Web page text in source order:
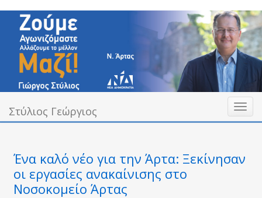
content
Στύλιος Γεώργιος
Υπεύθυνα Δίπλα σας Toggle
Στύλιος Γεώργιος
Ένα καλό νέο για την Άρτα: Ξεκίνησαν
οι εργασίες ανακαίνισης στο
Νοσοκομείο Άρτας